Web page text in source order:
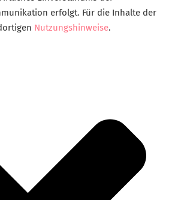
erfolgt. Für die Inhalte der
Nutzungshinweise.